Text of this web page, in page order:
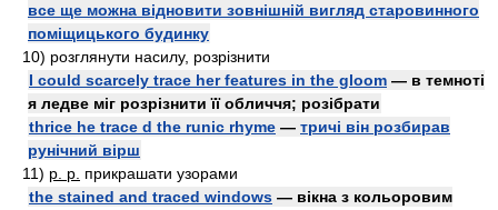
все ще можна відновити зовнішній вигляд старовинного
поміщицького будинку
10) розглянути насилу, розрізнити
I could scarcely trace her features in the gloom — в темноті
я ледве міг розрізнити її обличчя; розібрати
thrice he trace d the runic rhyme — тричі він розбирав
рунічний вірш
11) p. p. прикрашати узорами
the stained and traced windows — вікна з кольоровим